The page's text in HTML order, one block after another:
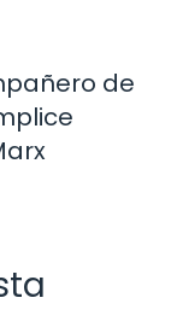
de